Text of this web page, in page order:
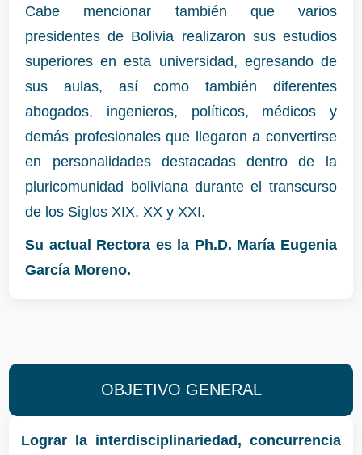
Cabe mencionar también que varios
presidentes de Bolivia realizaron sus estudios
superiores en esta universidad, egresando de
sus aulas, así como también diferentes
abogados, ingenieros, políticos, médicos y
demás profesionales que llegaron a convertirse
en personalidades destacadas dentro de la
pluricomunidad boliviana durante el transcurso
de los Siglos XIX, XX y XXI.
Su actual Rectora es la Ph.D. María Eugenia
García Moreno.
OBJETIVO GENERAL
Lograr la interdisciplinariedad, concurrencia